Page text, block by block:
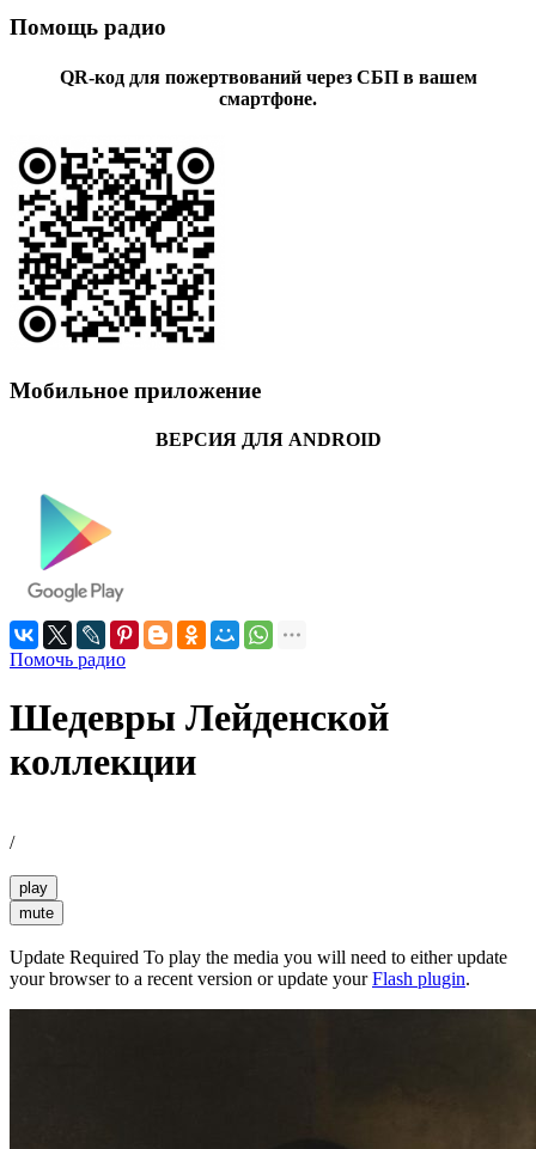
Помощь радио
QR-код для пожертвований через СБП в вашем
смартфоне.
Мобильное приложение
ВЕРСИЯ ДЛЯ ANDROID
Помочь радио
Шедевры Лейденской
коллекции
/
play
mute
Update Required To play the media you will need to either update
your browser to a recent version or update yourFlash plugin.